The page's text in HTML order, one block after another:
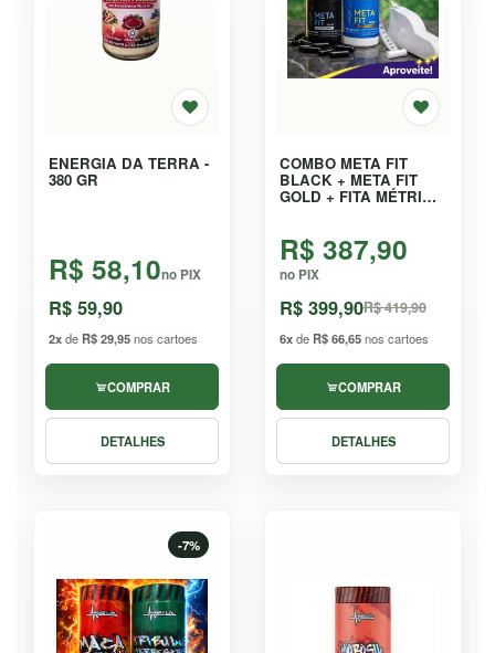
ENERGIA DA TERRA -
380 GR
R$ 58,10no PIX
R$ 59,90
2xde R$ 29,95nos cartoes
COMPRAR
DETALHES
COMBO META FIT
BLACK + META FIT
GOLD + FITA MÉTRICA
R$ 387,90
no PIX
R$ 399,90R$ 419,90
6xde R$ 66,65nos cartoes
COMPRAR
DETALHES
-7%